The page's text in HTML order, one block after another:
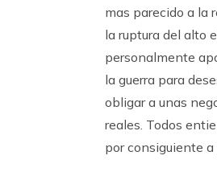
mas parecido a la
la ruptura del alto
personalmente
la guerra para
obligar a unas
reales. Todos
por consiguiente a